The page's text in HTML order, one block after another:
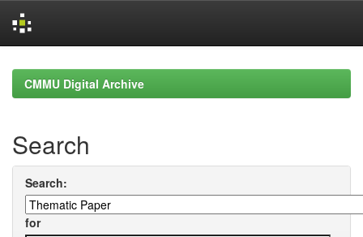
navigationCMMU Digital Archive
Search
Search:
for